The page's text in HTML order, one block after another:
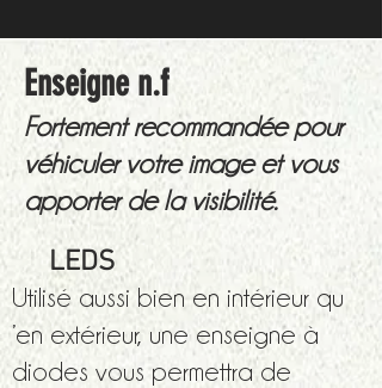
LEDS
Utilisé aussi bien en intérieur qu
’en extérieur, une enseigne à
diodes vous permettra de
Enseigne n.f
Fortement recommandée pour
véhiculer votre image et vous
apporter de la visibilité.